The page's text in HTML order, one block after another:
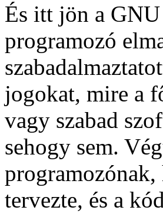
És itt jön a
programozó
jogokat, mire a
vagy szabad
sehogy sem.
tervezte, és a